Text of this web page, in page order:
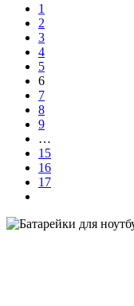
1
2
3
4
5
6
7
8
9
…
15
16
17